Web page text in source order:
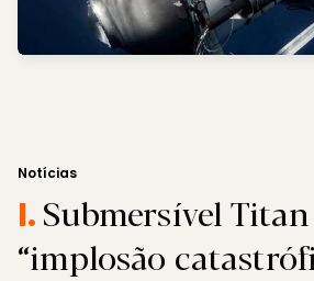
Notícias
I.Submersível
“implosão